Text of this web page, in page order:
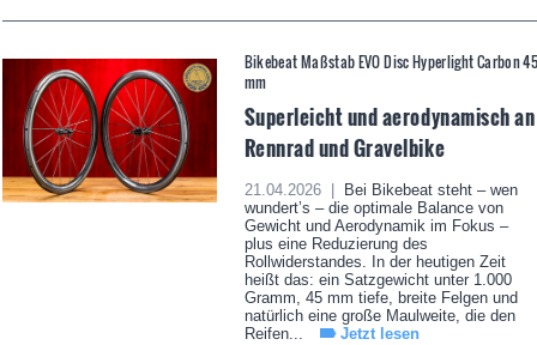
Bikebeat Maßstab EVO Disc Hyperlight Carbon
mm
Superleicht und aerodynamisch an
Rennrad und Gravelbike
21.04.2026 |
Bei Bikebeat steht – wen
wundert’s – die optimale Balance von
Gewicht und Aerodynamik im Fokus –
plus eine Reduzierung des
Rollwiderstandes. In der heutigen Zeit
heißt das: ein Satzgewicht unter 1.000
Gramm, 45 mm tiefe, breite Felgen und
natürlich eine große Maulweite, die den
Reifen...
Jetzt lesen